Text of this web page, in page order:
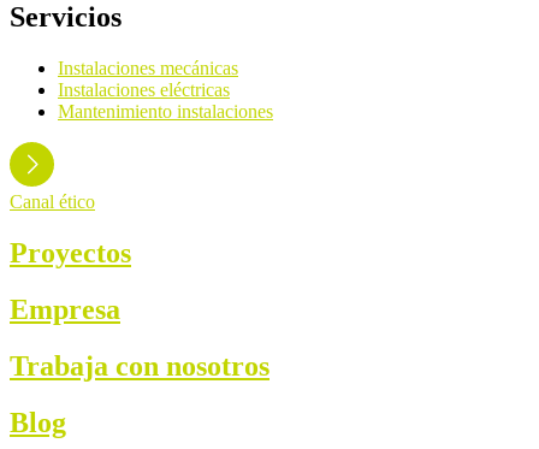
Servicios
Instalaciones mecánicas
Instalaciones eléctricas
Mantenimiento instalaciones
Canal ético
Proyectos
Empresa
Trabaja con nosotros
Blog